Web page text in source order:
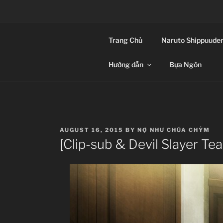
CLIP-SUB –
Trang Chủ Naruto
Hướng dẫn Bựa Ngôn
POSTED
ON
AUGUST 16, 2015 BY NỢ NHƯ CHÚA CHỶM
[Clip-sub & Devil Slayer